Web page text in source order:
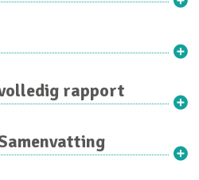
rapport